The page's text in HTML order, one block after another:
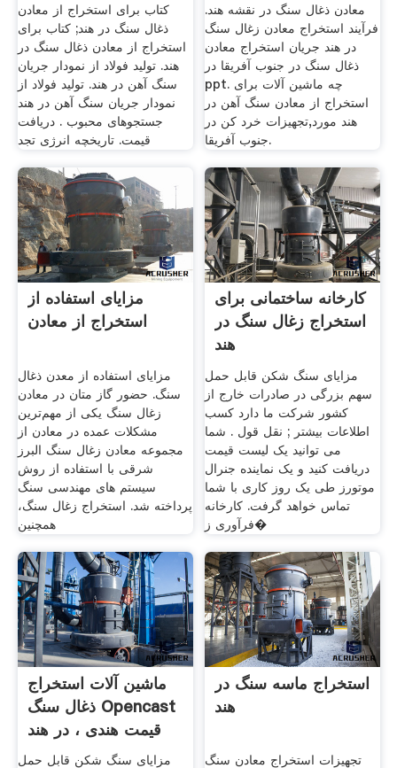
کتاب برای استخراج از معادن
ذغال سنگ در هند; کتاب برای
استخراج از معادن ذغال سنگ در
هند. تولید فولاد از نمودار جریان
سنگ آهن در هند. تولید فولاد از
نمودار جریان سنگ آهن در هند
جستجوهای محبوب . دریافت
قیمت. تاریخچه انرژی تجد
معادن ذغال سنگ در نقشه هند.
فرآیند استخراج معادن زغال سنگ
در هند جریان استخراج معادن
ذغال سنگ در جنوب آفریقا در
ppt. چه ماشین آلات برای
استخراج از معادن سنگ آهن در
هند مورد,تجهیزات خرد کن در
جنوب آفریقا.
مزایای استفاده از
استخراج از معادن
مزایای استفاده از معدن ذغال
سنگ. حضور گاز متان در معادن
زغال سنگ یکی از مهم‌ترین
مشکلات عمده در معادن از
مجموعه معادن زغال سنگ البرز
شرقی با استفاده از روش
سیستم های مهندسی سنگ
پرداخته شد. استخراج زغال سنگ،
همچنین
کارخانه ساختمانی برای
استخراج زغال سنگ در
هند
مزایای سنگ شکن قابل حمل
سهم بزرگی در صادرات خارج از
کشور شرکت ما دارد کسب
اطلاعات بیشتر ; نقل قول . شما
می توانید یک لیست قیمت
دریافت کنید و یک نماینده جنرال
موتورز طی یک روز کاری با شما
تماس خواهد گرفت. کارخانه
فرآوری ز�
ماشین آلات استخراج
ذغال سنگ Opencast
قیمت هندی ، در هند
مزایای سنگ شکن قابل حمل
استخراج ماسه سنگ در
هند
تجهیزات استخراج معادن سنگ